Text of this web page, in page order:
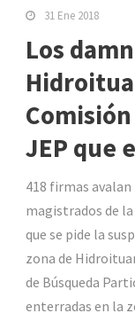
31 Ene 2018
Los
JEP que
418 firmas
magistrados de la
que se pide la
zona de
de Búsqueda
enterradas en la